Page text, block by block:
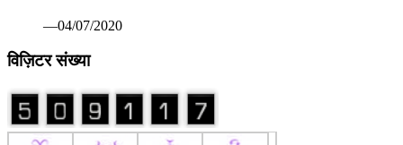
—04/07/2020
विज़िटर संख्या